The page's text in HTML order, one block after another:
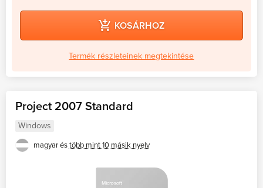
KOSÁRHOZ
Termék részleteinek megtekintése
Project 2007 Standard
Windows
magyar éstöbb mint 10 másik nyelv